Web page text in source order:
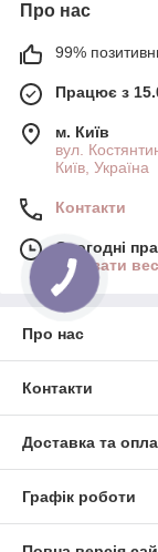
Про нас
99%
Працює з
м. Київ
вул.
Київ, Україна
Контакти
Сьогодні
Показати
Про нас
Контакти
Доставка та
Графік роботи